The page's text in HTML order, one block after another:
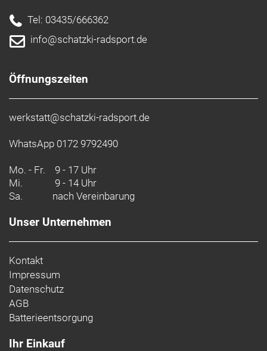
Tel: 03435/666362
info@schatzki-radsport.de
Öffnungszeiten
werkstatt@schatzki-radsport.de
WhatsApp 0172 9792490
Mo. - Fr. 9 - 17 Uhr
Mi.
9 - 14 Uhr
Sa.
nach Vereinbarung
Unser Unternehmen
Kontakt
Impressum
Datenschutz
AGB
Batterieentsorgung
Ihr Einkauf